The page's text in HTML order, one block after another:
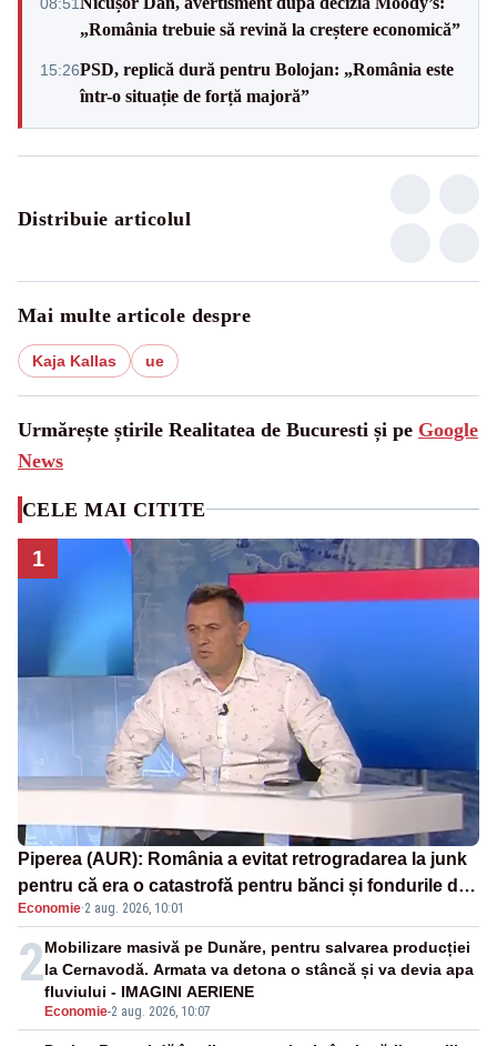
„România trebuie să revină la creștere economică”
15:26PSD, replică dură pentru Bolojan: „România este
într-o situație de forță majoră”
Distribuie articolul
Mai multe articole despre
Kaja Kallas ue
Urmărește știrile Realitatea de Bucuresti și pe Google
News
CELE MAI CITITE
1
Piperea (AUR): România a evitat retrogradarea la junk
pentru că era o catastrofă pentru bănci și fondurile de
pensii
Economie·2 aug. 2026, 10:01
2
Economie-2 aug. 2026, 10:07
Mobilizare masivă pe Dunăre, pentru salvarea producției
la Cernavodă. Armata va detona o stâncă și va devia apa
fluviului - IMAGINI AERIENE